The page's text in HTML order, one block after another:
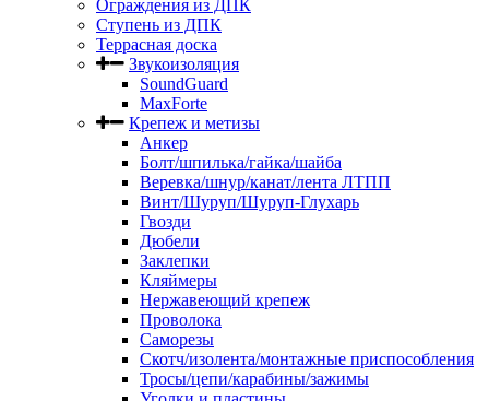
Ограждения из ДПК
Ступень из ДПК
Террасная доска
Звукоизоляция
SoundGuard
MaxForte
Крепеж и метизы
Анкер
Болт/шпилька/гайка/шайба
Веревка/шнур/канат/лента ЛТПП
Винт/Шуруп/Шуруп-Глухарь
Гвозди
Дюбели
Заклепки
Кляймеры
Нержавеющий крепеж
Проволока
Саморезы
Скотч/изолента/монтажные приспособления
Тросы/цепи/карабины/зажимы